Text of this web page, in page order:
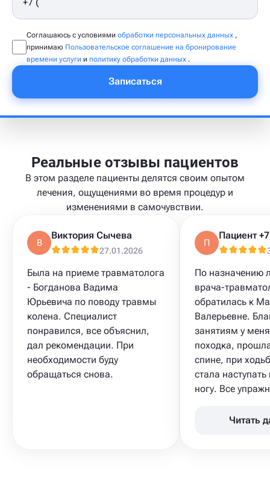
Соглашаюсь с условиями обработки персональных данных ,
принимаю Пользовательское соглашение на бронирование
времени услуги и политику обработки данных .
Записаться
Реальные отзывы пациентов
В этом разделе пациенты делятся своим опытом
лечения, ощущениями во время процедур и
изменениями в самочувствии.
В
Виктория Сычева
27.01.2026
Была на приеме травматолога
- Богданова Вадима
Юрьевича по поводу травмы
колена. Специалист
понравился, все объяснил,
дал рекомендации. При
необходимости буду
обращаться снова.
П
По назначению
врача-
обратилась к
Валерьевне.
занятиям у
походка,
спине, при
стала
ногу. Все
Читать